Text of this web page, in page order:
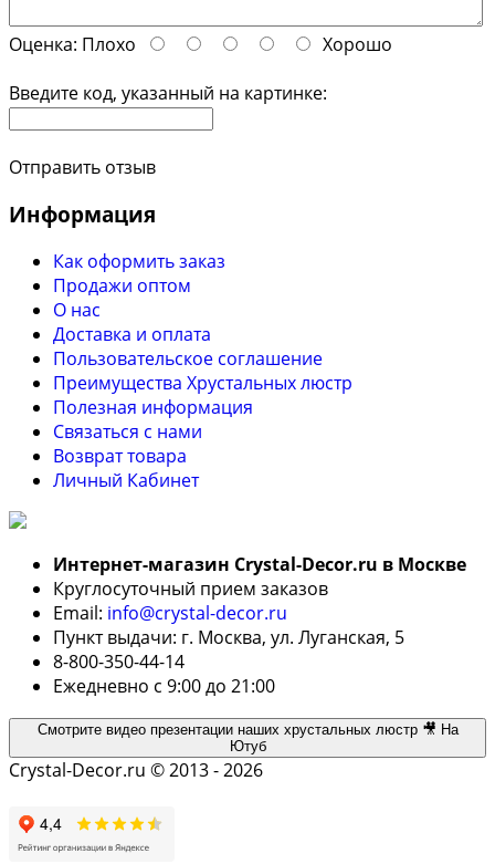
Оценка: Плохо
Хорошо
Введите код, указанный на картинке:
Отправить отзыв
Информация
Как оформить заказ
Продажи оптом
О нас
Доставка и оплата
Пользовательское соглашение
Преимущества Хрустальных люстр
Полезная информация
Связаться с нами
Возврат товара
Личный Кабинет
Интернет-магазин Crystal-Decor.ru в Москве
Круглосуточный прием заказов
Email: info@crystal-decor.ru
Пункт выдачи: г. Москва, ул. Луганская, 5
8-800-350-44-14
Ежедневно с 9:00 до 21:00
Смотрите видео презентации наших хрустальных люстр 🎥 На
Ютуб
Crystal-Decor.ru © 2013 - 2026